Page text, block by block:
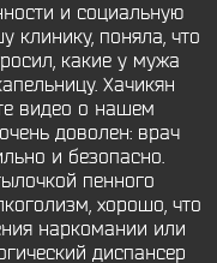
и социальную
клинику, поняла, что
какие у мужа
Хачикян
видео о нашем
доволен: врач
и безопасно.
пенного
хорошо, что
наркомании или
диспансер